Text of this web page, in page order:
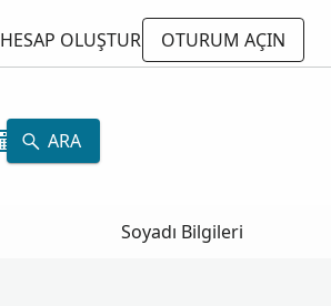
HESAP OLUŞTUR
OTURUM AÇIN
ARA
Soyadı Bilgileri